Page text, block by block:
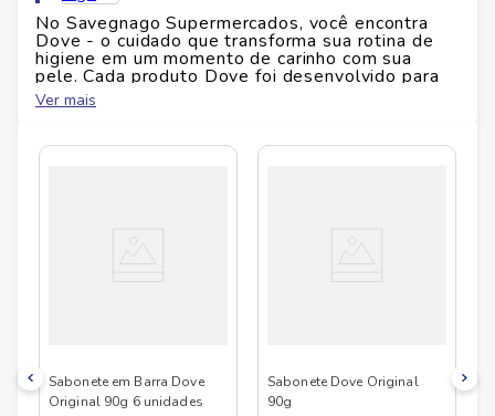
No Savegnago Supermercados, você encontra
Dove - o cuidado que transforma sua rotina de
higiene em um momento de carinho com sua
pele. Cada produto Dove foi desenvolvido para
oferecer uma limpeza suave e hidratação
profunda, respeitando a barreira natural da sua
limpam aos desodorantes que protegem sem
bem-estar. O resultado? Pele macia, hidratada e
protegida, com aquele toque de frescor que só
Dove proporciona. Disponível no Savegnago
Supermercados, onde você encontra os melhores
Ver mais
Sabonete em Barra Dove
Original 90g 6 unidades
Sabonete Dove Original
90g